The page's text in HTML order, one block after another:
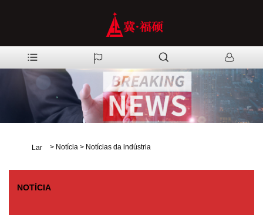
Lar > Notícia > Notícias da indústria
NOTÍCIA